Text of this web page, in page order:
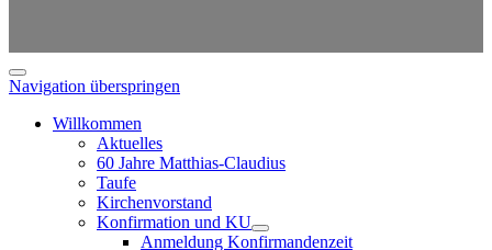
Navigation überspringen
Willkommen
Aktuelles
60 Jahre Matthias-Claudius
Taufe
Kirchenvorstand
Konfirmation und KU
Anmeldung Konfirmandenzeit